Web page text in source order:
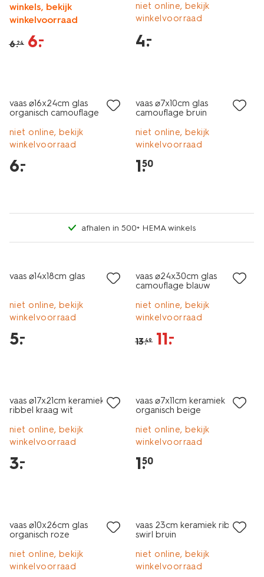
winkels, bekijk
winkelvoorraad
6.24 6.
–
niet online, bekijk
winkelvoorraad
4.
–
vaas ⌀16x24cm glas
organisch camouflage
niet online, bekijk
winkelvoorraad
6.
–
vaas ⌀7x10cm glas
camouflage bruin
niet online, bekijk
winkelvoorraad
1.
50
afhalen in 500+ HEMA winkels
vaas ⌀14x18cm glas
niet online, bekijk
winkelvoorraad
5.
–
vaas ⌀24x30cm glas
camouflage blauw
niet online, bekijk
winkelvoorraad
13.49 11.
–
vaas ⌀17x21cm keramiek
ribbel kraag wit
niet online, bekijk
winkelvoorraad
3.
–
vaas ⌀7x11cm keramiek
organisch beige
niet online, bekijk
winkelvoorraad
1.
50
vaas ⌀10x26cm glas
organisch roze
niet online, bekijk
winkelvoorraad
vaas 23cm keramiek ribbel
swirl bruin
niet online, bekijk
winkelvoorraad